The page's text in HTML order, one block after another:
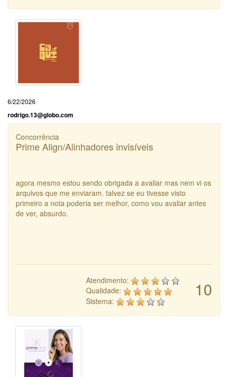
6/22/2026
rodrigo.13@globo.com
Concorrência
Prime Align/Alinhadores invisíveis
agora mesmo estou sendo obrigada a avaliar mas nem vi os
arquivos que me enviaram. talvez se eu tivesse visto
primeiro a nota poderia ser melhor, como vou avaliar antes
de ver, absurdo.
10
Atendimento:
Qualidade:
Sistema: